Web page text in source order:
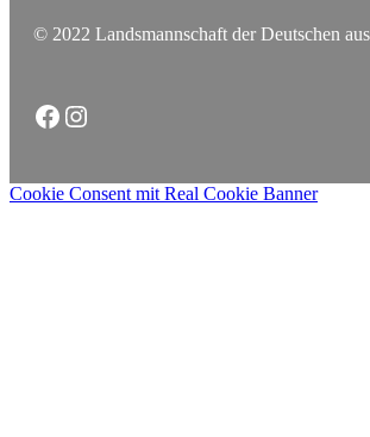
© 2022 Landsmannschaft der Deutschen
Facebook
Instagram
Cookie Consent mit Real Cookie Banner